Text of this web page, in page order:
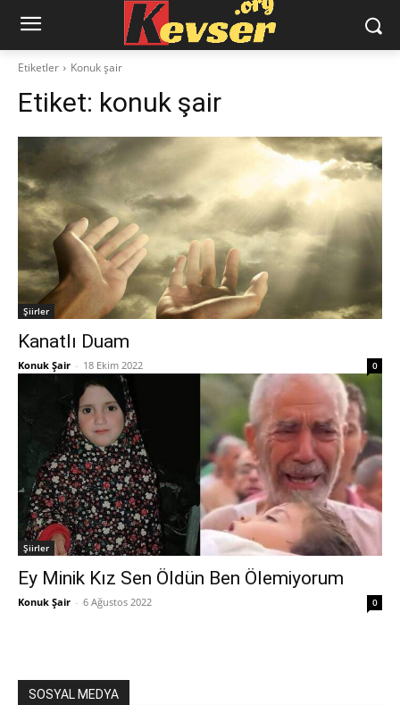
Etiketler Konuk şair
Etiket: konuk şair
Şiirler
Kanatlı Duam
Konuk Şair - 18 Ekim 2022 0
Şiirler
Ey Minik Kız Sen Öldün Ben Ölemiyorum
Konuk Şair - 6 Ağustos 2022 0
SOSYAL MEDYA